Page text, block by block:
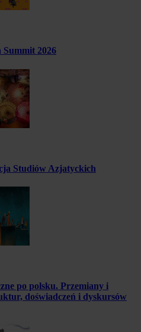
Summit 2026
Studiów Azjatyckich
po polsku. Przemiany i
doświadczeń i dyskursów